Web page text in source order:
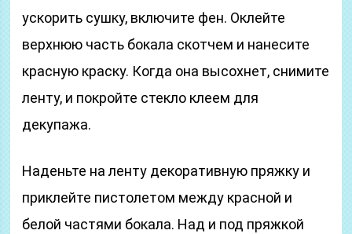
ускорить сушку, включите фен. Оклейте
верхнюю часть бокала скотчем и нанесите
красную краску. Когда она высохнет, снимите
ленту, и покройте стекло клеем для
декупажа.
Наденьте на ленту декоративную пряжку и
приклейте пистолетом между красной и
белой частями бокала. Над и под пряжкой